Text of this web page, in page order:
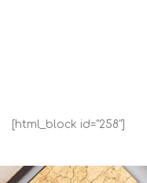
[html_block id="258"]